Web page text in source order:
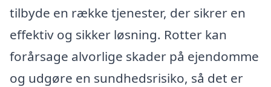
tilbyde en række tjenester, der sikrer en
effektiv og sikker løsning. Rotter kan
forårsage alvorlige skader på ejendomme
og udgøre en sundhedsrisiko, så det er